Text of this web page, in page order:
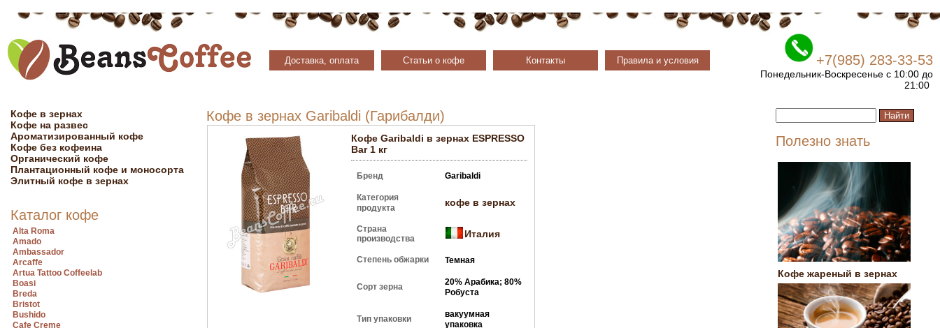
Доставка, оплата Статьи о кофе Контакты Правила и условия +7(985) 283-33-53
Понедельник-Воскресенье с 10:00 до
21:00
Кофе в зернах
Кофе на развес
Ароматизированный кофе
Кофе без кофеина
Органический кофе
Плантационный кофе и моносорта
Элитный кофе в зернах
Каталог кофе
Alta Roma
Amado
Ambassador
Arcaffe
Artua Tattoo Coffeelab
Boasi
Breda
Bristot
Bushido
Cafe Creme
Кофе в зернах Garibaldi (Гарибалди)
Кофе Garibaldi в зернах ESPRESSO
Bar 1 кг
Бренд Garibaldi
Категория
продукта
кофе в зернах
Страна
производства
Италия
Степень обжарки Темная
Сорт зерна
20% Арабика; 80%
Робуста
Тип упаковки
вакуумная
упаковка
Полезно знать
Кофе жареный в зернах